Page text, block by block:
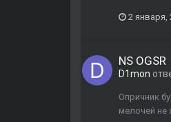
2 января,
NS OGSR
D1mon
Опричник
мелочей не